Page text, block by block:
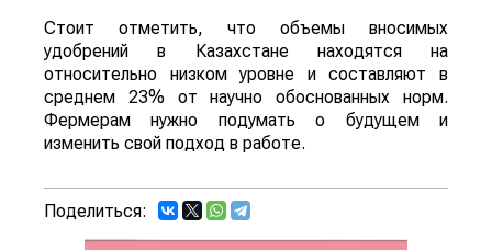
Стоит отметить, что объемы вносимых
удобрений в Казахстане находятся на
относительно низком уровне и составляют в
среднем 23% от научно обоснованных норм.
Фермерам нужно подумать о будущем и
изменить свой подход в работе.
Поделиться: